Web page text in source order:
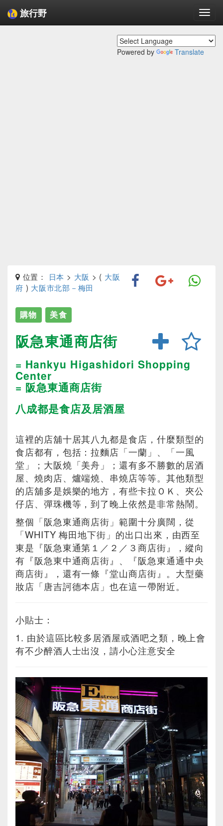
旅行野
Powered by Translate
位置： 日本 > 大阪 > ( 大阪
府 ) 大阪市北部－梅田
購物 美食
阪急東通商店街
= Hankyu Higashidori Shopping
Center
= 阪急東通商店街
八成都是食店及居酒屋
這裡的店舖十居其八九都是食店，什麼類型的
食店都有，包括：拉麵店「一蘭」、「一風
堂」；大阪燒「美舟」；還有多不勝數的居酒
屋、燒肉店、爐端燒、串燒店等等。其他類型
的店舖多是娛樂的地方，有些卡拉ＯＫ、夾公
仔店、彈珠機等，到了晚上依然是非常熱鬧。
整個「阪急東通商店街」範圍十分廣闊，從
「WHITY 梅田地下街」的出口出來，由西至
東是『阪急東通第１／２／３商店街』，縱向
有『阪急東中通商店街』、『阪急東通通中央
商店街』，還有一條『堂山商店街』。大型藥
妝店「唐吉訶德本店」也在這一帶附近。
小貼士：
1. 由於這區比較多居酒屋或酒吧之類，晚上會
有不少醉酒人士出沒，請小心注意安全